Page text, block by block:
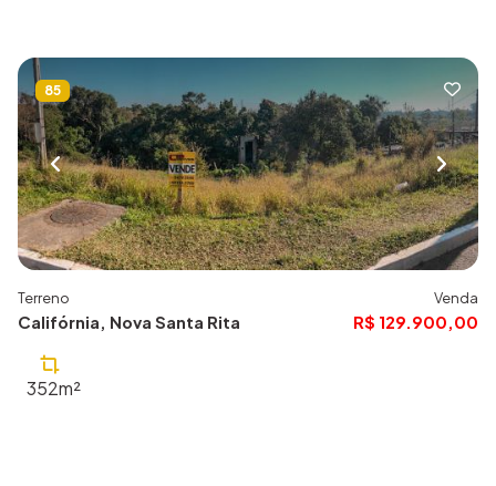
85
Terreno
Califórnia, Nova Santa Rita
Venda
R$ 129.900,00
352m²